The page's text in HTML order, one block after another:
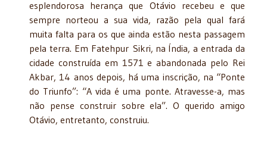
esplendorosa herança que Otávio recebeu e que
sempre norteou a sua vida, razão pela qual fará
muita falta para os que ainda estão nesta passagem
pela terra. Em Fatehpur Sikri, na Índia, a entrada da
cidade construída em 1571 e abandonada pelo Rei
Akbar, 14 anos depois, há uma inscrição, na “Ponte
do Triunfo”: “A vida é uma ponte. Atravesse-a, mas
não pense construir sobre ela”. O querido amigo
Otávio, entretanto, construiu.